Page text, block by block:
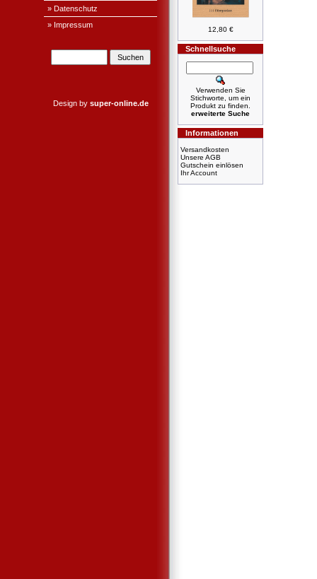
» Datenschutz
» Impressum
Design by super-online.de
12,80 €
Schnellsuche
Verwenden Sie
Stichworte, um ein
Produkt zu finden.
erweiterte Suche
Informationen
Versandkosten
Unsere AGB
Gutschein einlösen
Ihr Account